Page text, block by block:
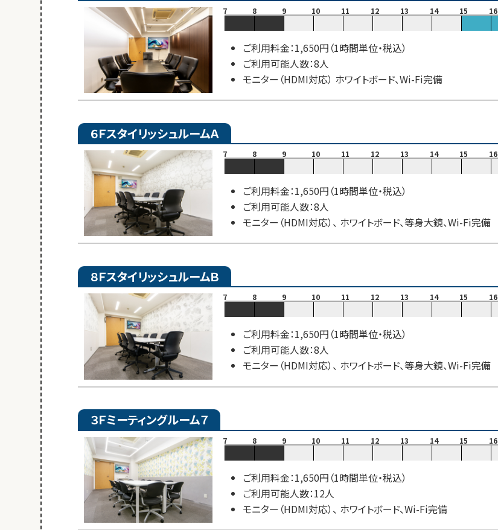
7 8 9 10 11 12 13 14 15 16
ご利用料金：1,650円（1時間単位・税込）
ご利用可能人数：8人
モニター（HDMI対応） ホワイトボード、Wi-Fi完備
６ＦスタイリッシュルームＡ
7 8 9 10 11 12 13 14 15 16
ご利用料金：1,650円（1時間単位・税込）
ご利用可能人数：8人
モニター（HDMI対応）、 ホワイトボード、等身大鏡、Wi-Fi完備
８ＦスタイリッシュルームＢ
7 8 9 10 11 12 13 14 15 16
ご利用料金：1,650円（1時間単位・税込）
ご利用可能人数：8人
モニター（HDMI対応）、 ホワイトボード、等身大鏡、Wi-Fi完備
３Ｆミーティングルーム７
7 8 9 10 11 12 13 14 15 16
ご利用料金：1,650円（1時間単位・税込）
ご利用可能人数：12人
モニター（HDMI対応）、 ホワイトボード、Wi-Fi完備